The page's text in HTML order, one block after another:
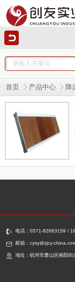
首页 产品中心 降
电话：0571-82683159 /
邮箱：cysy@zjcy-
地址：杭州市萧山区南阳